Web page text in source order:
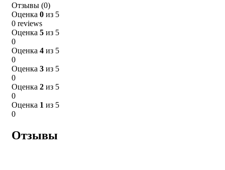
Отзывы (0)
Оценка 0 из 5
0 reviews
Оценка 5 из 5
0
Оценка 4 из 5
0
Оценка 3 из 5
0
Оценка 2 из 5
0
Оценка 1 из 5
0
Отзывы